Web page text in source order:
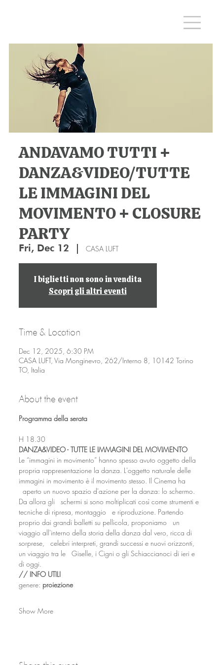
ANDAVAMO TUTTI +
DANZA&VIDEO/TUTTE
LE IMMAGINI DEL
MOVIMENTO + CLOSURE
PARTY
Fri, Dec 12
  |
CASA LUFT
I biglietti non sono in vendita
Scopri gli altri eventi
Time & Location
Dec 12, 2025, 6:30 PM
CASA LUFT, Via Monginevro, 262/Interno 8, 10142 Torino
TO, Italia
About the event
Programma della serata
H 18.30
DANZA&VIDEO - TUTTE LE IMMAGINI DEL MOVIMENTO
Le “immagini in movimento” hanno spesso avuto oggetto della
propria rappresentazione la danza. L'oggetto naturale delle
immagini in movimento è il movimento stesso. Il Cinema ha
aperto un nuovo spazio d'azione per la danza: lo schermo.
Da allora gli   schermi si sono moltiplicati così come strumenti e
tecniche di ripresa, montaggio   e riproduzione. Partendo
proprio dai grandi balletti su pellicola, proponiamo   un
viaggio all'interno della storia della danza dal vero, ricca di
sorprese,   celebri interpreti, grandi successi e nuovi orizzonti,
un viaggio tra le   Giselle, i Cigni o gli Schiaccianoci di ieri e
di oggi.
// INFO UTILI
genere: proiezione
Show More